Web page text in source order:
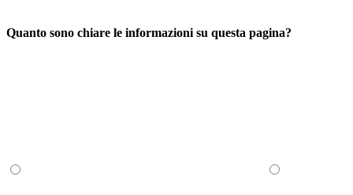
Quanto sono chiare le informazioni su questa pagina?